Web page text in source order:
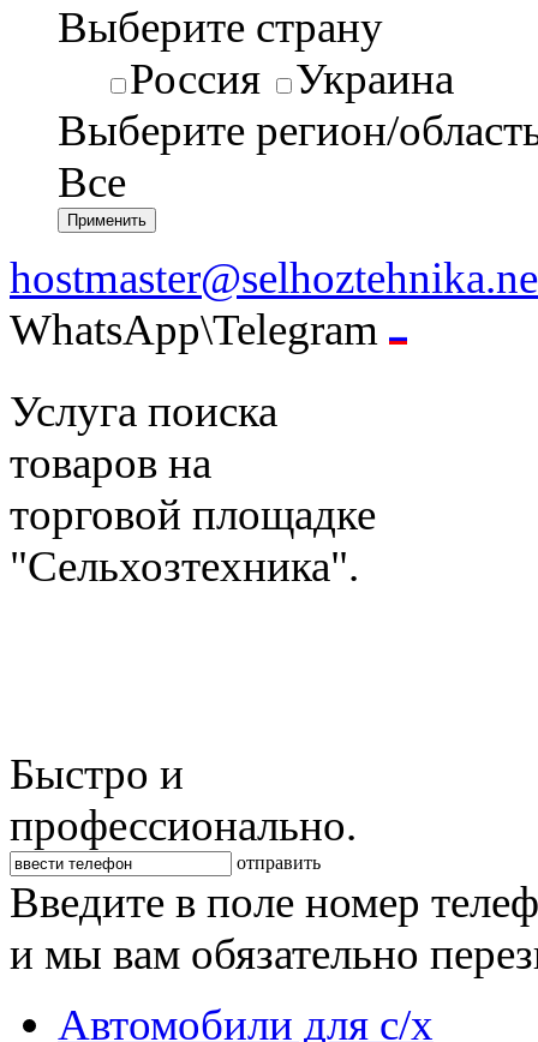
Выберите страну
Россия
Украина
Выберите регион/
Все
WhatsApp\Telegram
Услуга поиска
товаров на
торговой площадке
"Сельхозтехника".
Быстро и
профессионально.
отправить
Введите в поле номер
и мы вам обязательно
Автомобили для с/х